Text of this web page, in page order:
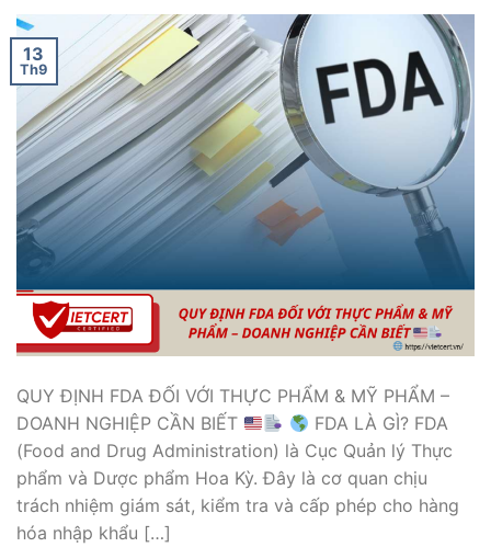
13
Th9
QUY ĐỊNH FDA ĐỐI VỚI THỰC PHẨM & MỸ PHẨM –
DOANH NGHIỆP CẦN BIẾT
FDA LÀ GÌ? FDA
(Food and Drug Administration) là Cục Quản lý Thực
phẩm và Dược phẩm Hoa Kỳ. Đây là cơ quan chịu
trách nhiệm giám sát, kiểm tra và cấp phép cho hàng
hóa nhập khẩu […]